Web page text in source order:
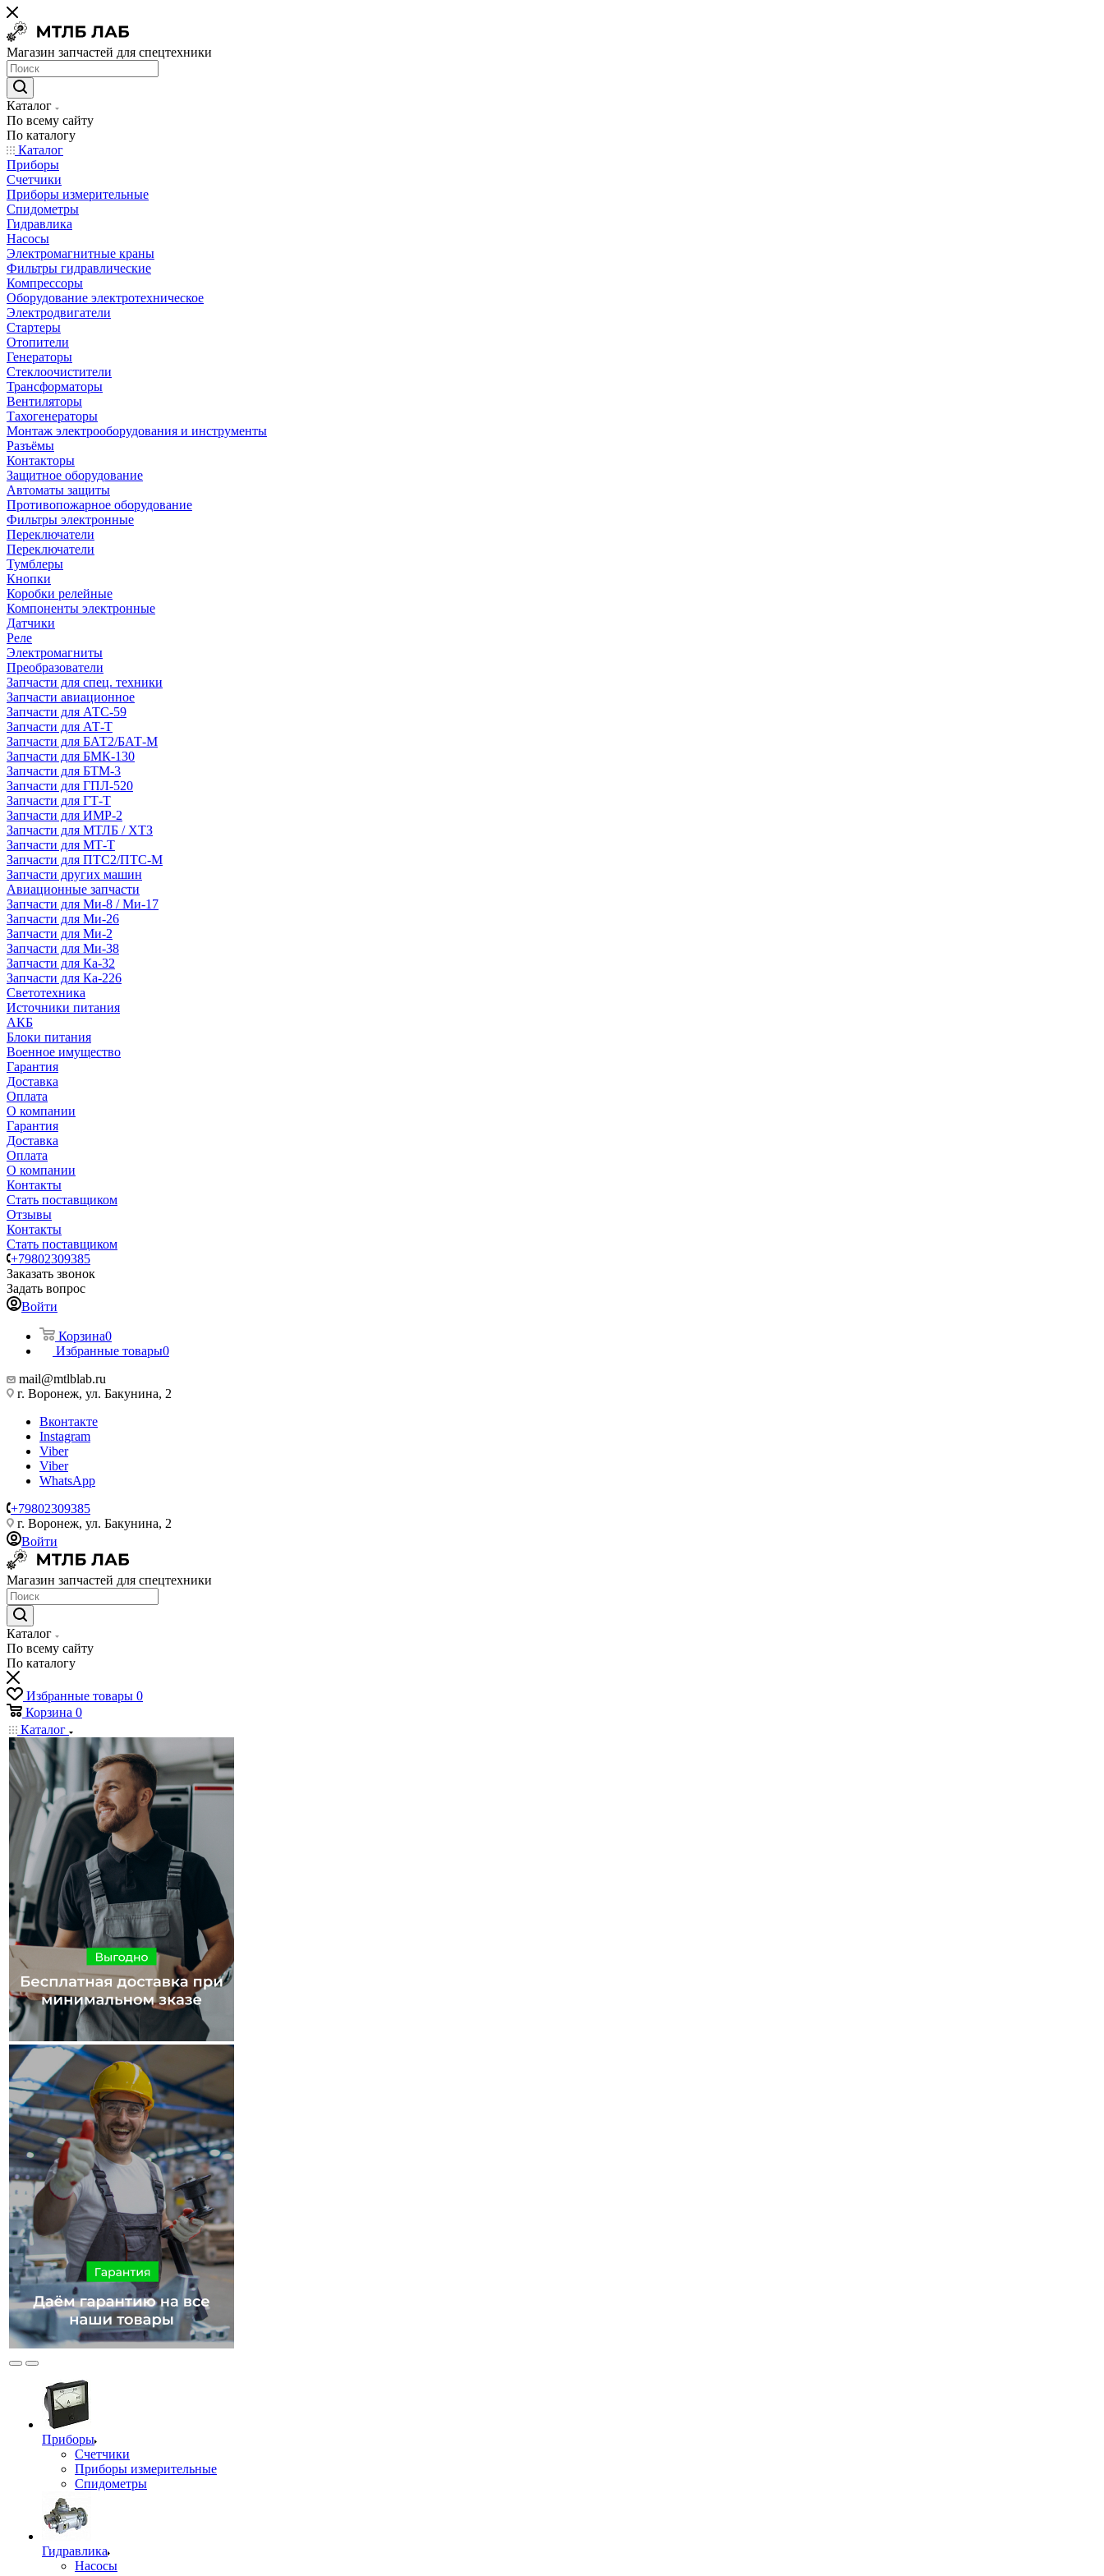
Магазин запчастей для спецтехники
Каталог
По всему сайту
По каталогу
Каталог
Приборы
Счетчики
Приборы измерительные
Спидометры
Гидравлика
Насосы
Электромагнитные краны
Фильтры гидравлические
Компрессоры
Оборудование электротехническое
Электродвигатели
Стартеры
Отопители
Генераторы
Стеклоочистители
Трансформаторы
Вентиляторы
Тахогенераторы
Монтаж электрооборудования и инструменты
Разъёмы
Контакторы
Защитное оборудование
Автоматы защиты
Противопожарное оборудование
Фильтры электронные
Переключатели
Переключатели
Тумблеры
Кнопки
Коробки релейные
Компоненты электронные
Датчики
Реле
Электромагниты
Преобразователи
Запчасти для спец. техники
Запчасти авиационное
Запчасти для АТС-59
Запчасти для АТ-Т
Запчасти для БАТ2/БАТ-М
Запчасти для БМК-130
Запчасти для БТМ-3
Запчасти для ГПЛ-520
Запчасти для ГТ-Т
Запчасти для ИМР-2
Запчасти для МТЛБ / ХТЗ
Запчасти для МТ-Т
Запчасти для ПТС2/ПТС-М
Запчасти других машин
Авиационные запчасти
Запчасти для Ми-8 / Ми-17
Запчасти для Ми-26
Запчасти для Ми-2
Запчасти для Ми-38
Запчасти для Ка-32
Запчасти для Ка-226
Светотехника
Источники питания
АКБ
Блоки питания
Военное имущество
Гарантия
Доставка
Оплата
О компании
Гарантия
Доставка
Оплата
О компании
Контакты
Стать поставщиком
Отзывы
Контакты
Стать поставщиком
+79802309385
Заказать звонок
Задать вопрос
Войти
Корзина0
Избранные товары0
mail@mtlblab.ru
г. Воронеж, ул. Бакунина, 2
Вконтакте
Instagram
Viber
Viber
WhatsApp
+79802309385
г. Воронеж, ул. Бакунина, 2
Войти
Магазин запчастей для спецтехники
Каталог
По всему сайту
По каталогу
Избранные товары 0
Корзина 0
Каталог
Приборы
Счетчики
Приборы измерительные
Спидометры
Гидравлика
Насосы